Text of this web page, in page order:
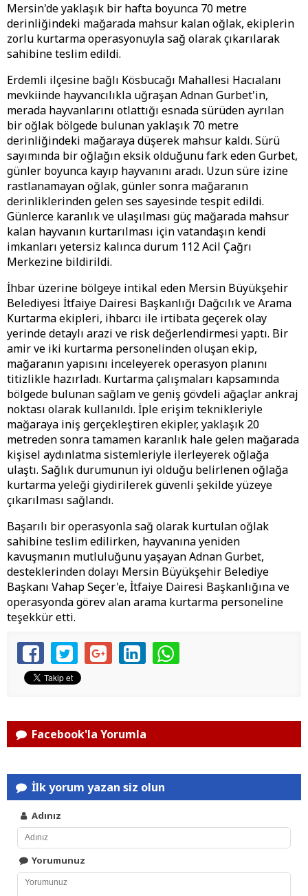
Mersin'de yaklaşık bir hafta boyunca 70 metre
derinliğindeki mağarada mahsur kalan oğlak, ekiplerin
zorlu kurtarma operasyonuyla sağ olarak çıkarılarak
sahibine teslim edildi.
Erdemli ilçesine bağlı Kösbucağı Mahallesi Hacıalanı
mevkiinde hayvancılıkla uğraşan Adnan Gurbet'in,
merada hayvanlarını otlattığı esnada sürüden ayrılan
bir oğlak bölgede bulunan yaklaşık 70 metre
derinliğindeki mağaraya düşerek mahsur kaldı. Sürü
sayımında bir oğlağın eksik olduğunu fark eden Gurbet,
günler boyunca kayıp hayvanını aradı. Uzun süre izine
rastlanamayan oğlak, günler sonra mağaranın
derinliklerinden gelen ses sayesinde tespit edildi.
Günlerce karanlık ve ulaşılması güç mağarada mahsur
kalan hayvanın kurtarılması için vatandaşın kendi
imkanları yetersiz kalınca durum 112 Acil Çağrı
Merkezine bildirildi.
İhbar üzerine bölgeye intikal eden Mersin Büyükşehir
Belediyesi İtfaiye Dairesi Başkanlığı Dağcılık ve Arama
Kurtarma ekipleri, ihbarcı ile irtibata geçerek olay
yerinde detaylı arazi ve risk değerlendirmesi yaptı. Bir
amir ve iki kurtarma personelinden oluşan ekip,
mağaranın yapısını inceleyerek operasyon planını
titizlikle hazırladı. Kurtarma çalışmaları kapsamında
bölgede bulunan sağlam ve geniş gövdeli ağaçlar ankraj
noktası olarak kullanıldı. İple erişim teknikleriyle
mağaraya iniş gerçekleştiren ekipler, yaklaşık 20
metreden sonra tamamen karanlık hale gelen mağarada
kişisel aydınlatma sistemleriyle ilerleyerek oğlağa
ulaştı. Sağlık durumunun iyi olduğu belirlenen oğlağa
kurtarma yeleği giydirilerek güvenli şekilde yüzeye
çıkarılması sağlandı.
Başarılı bir operasyonla sağ olarak kurtulan oğlak
sahibine teslim edilirken, hayvanına yeniden
kavuşmanın mutluluğunu yaşayan Adnan Gurbet,
desteklerinden dolayı Mersin Büyükşehir Belediye
Başkanı Vahap Seçer'e, İtfaiye Dairesi Başkanlığına ve
operasyonda görev alan arama kurtarma personeline
teşekkür etti.
Facebook'la Yorumla
İlk yorum yazan siz olun
Adınız
Yorumunuz